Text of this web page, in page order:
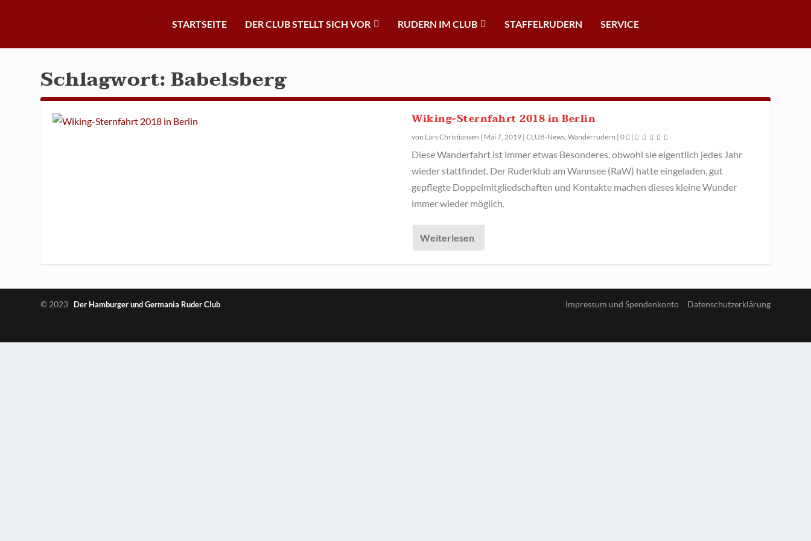
STARTSEITE DER CLUB STELLT SICH VOR RUDERN IM CLUB STAFFELRUDERN SERVICE
Schlagwort:Babelsberg
Wiking-Sternfahrt 2018 in Berlin
von Lars Christiansen | Mai 7, 2019 | CLUB-News, Wanderrudern | 0 |
Diese Wanderfahrt ist immer etwas Besonderes, obwohl sie eigentlich jedes Jahr
wieder stattfindet. Der Ruderklub am Wannsee (RaW) hatte eingeladen, gut
gepflegte Doppelmitgliedschaften und Kontakte machen dieses kleine Wunder
immer wieder möglich.
Weiterlesen
© 2023 Der Hamburger und Germania Ruder Club Impressum und Spendenkonto Datenschutzerklärung